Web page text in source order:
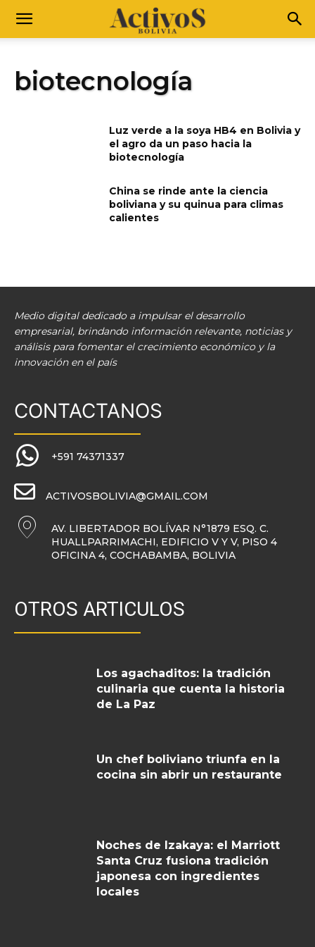
biotecnología
Luz verde a la soya HB4 en Bolivia y
el agro da un paso hacia la
biotecnología
China se rinde ante la ciencia
boliviana y su quinua para climas
calientes
Medio digital dedicado a impulsar el desarrollo
empresarial, brindando información relevante, noticias y
análisis para fomentar el crecimiento económico y la
innovación en el país
CONTACTANOS
+591 74371337
ACTIVOSBOLIVIA@GMAIL.COM
AV. LIBERTADOR BOLÍVAR N°1879 ESQ. C.
HUALLPARRIMACHI, EDIFICIO V Y V, PISO 4
OFICINA 4, COCHABAMBA, BOLIVIA
OTROS ARTICULOS
Los agachaditos: la tradición
culinaria que cuenta la historia
de La Paz
Un chef boliviano triunfa en la
cocina sin abrir un restaurante
Noches de Izakaya: el Marriott
Santa Cruz fusiona tradición
japonesa con ingredientes
locales